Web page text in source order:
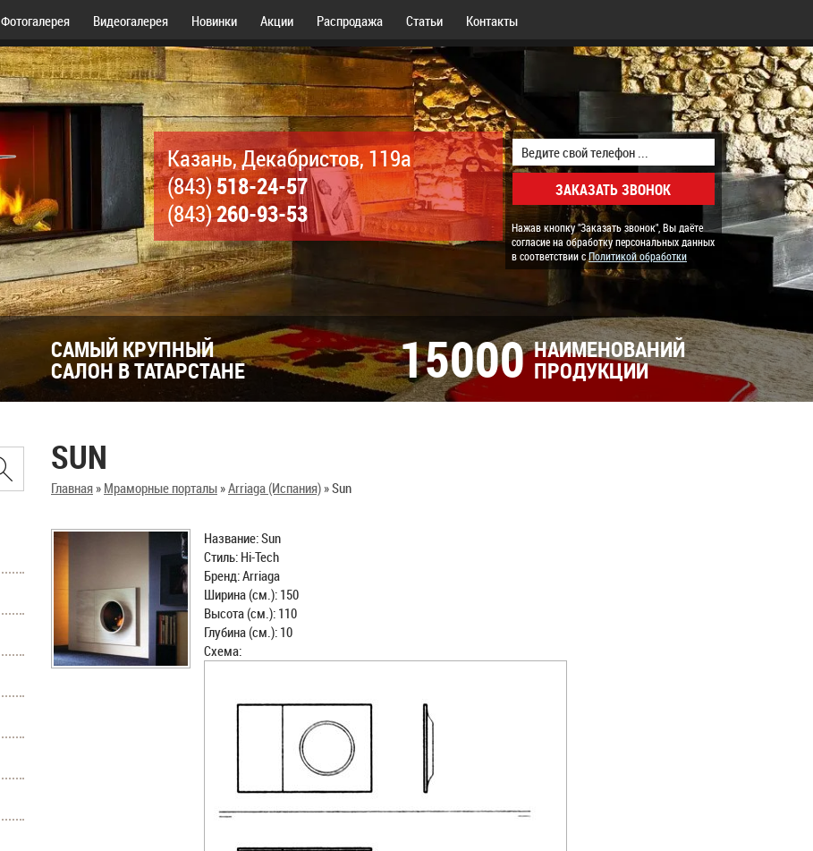
Фотогалерея Видеогалерея Новинки Акции Распродажа Статьи Контакты
Казань, Декабристов, 119а
(843)518-24-57
(843)260-93-53
Нажав кнопку "Заказать звонок", Вы даёте
согласие на обработку персональных данных
в соответствии сПолитикой обработки
САМЫЙ КРУПНЫЙ
САЛОН В ТАТАРСТАНЕ 15000 НАИМЕНОВАНИЙ
ПРОДУКЦИИ
SUN
Главная» Мраморные порталы»Arriaga (Испания)»Sun
Название: Sun
Стиль: Hi-Tech
Бренд: Arriaga
Ширина (см.): 150
Высота (см.): 110
Глубина (см.): 10
Схема: